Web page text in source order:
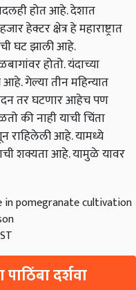
होत आहे. देशात
हेक्टर क्षेत्र हे महाराष्ट्रात
घट झाली आहे.
होतो. यंदाच्या
गेल्या तीन महिन्यात
तर घटणार आहेच पण
की नाही याची चिंता
राहिलेली आहे. यामध्ये
शक्यता आहे. यामुळे यावर
in pomegranate cultivation
दर्शवा